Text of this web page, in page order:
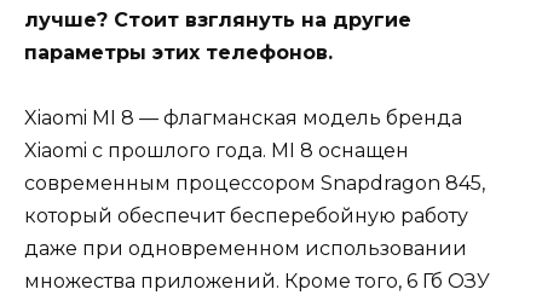
лучше? Стоит взглянуть на другие
параметры этих телефонов.
Xiaomi MI 8 — флагманская модель бренда
Xiaomi с прошлого года. MI 8 оснащен
современным процессором Snapdragon 845,
который обеспечит бесперебойную работу
даже при одновременном использовании
множества приложений. Кроме того, 6 Гб ОЗУ